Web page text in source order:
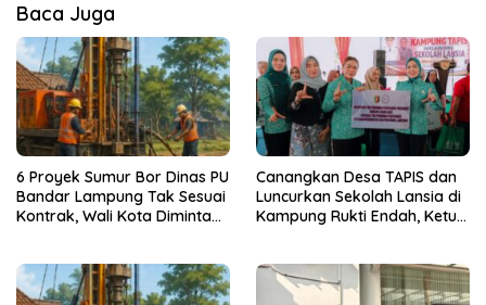
Baca Juga
6 Proyek Sumur Bor Dinas PU
Bandar Lampung Tak Sesuai
Kontrak, Wali Kota Diminta
Canangkan Desa TAPIS dan
Luncurkan Sekolah Lansia di
Kampung Rukti Endah, Ketua
dari Desa